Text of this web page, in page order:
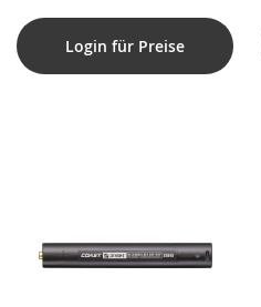
Login für Preise